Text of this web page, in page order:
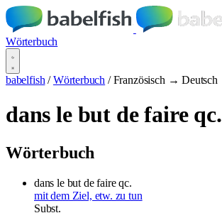
Wörterbuch
babelfish / Wörterbuch / Französisch → Deutsch
dans le but de faire qc.
Wörterbuch
dans le but de faire qc.
mit dem Ziel, etw. zu tun
Subst.